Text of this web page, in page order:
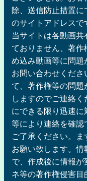
除、送信防止措置
のサイトアドレスで
当サイトは各動画共
ておりません、著作
め込み動画等に問題
お問い合わせくださ
て、著作権等の問題
しますのでご連絡
にできる限り迅速
等により連絡を確認
ご了承ください。
お願い致します。
で、作成後に情報が
ネ等の著作権侵害目